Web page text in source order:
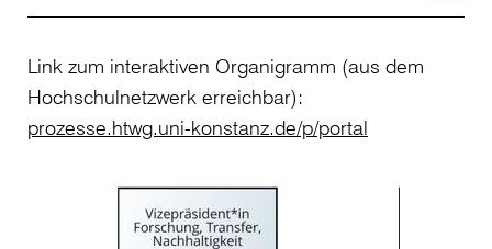
Link zum interaktiven Organigramm (aus dem
Hochschulnetzwerk erreichbar):
prozesse.htwg.uni-konstanz.de/p/portal